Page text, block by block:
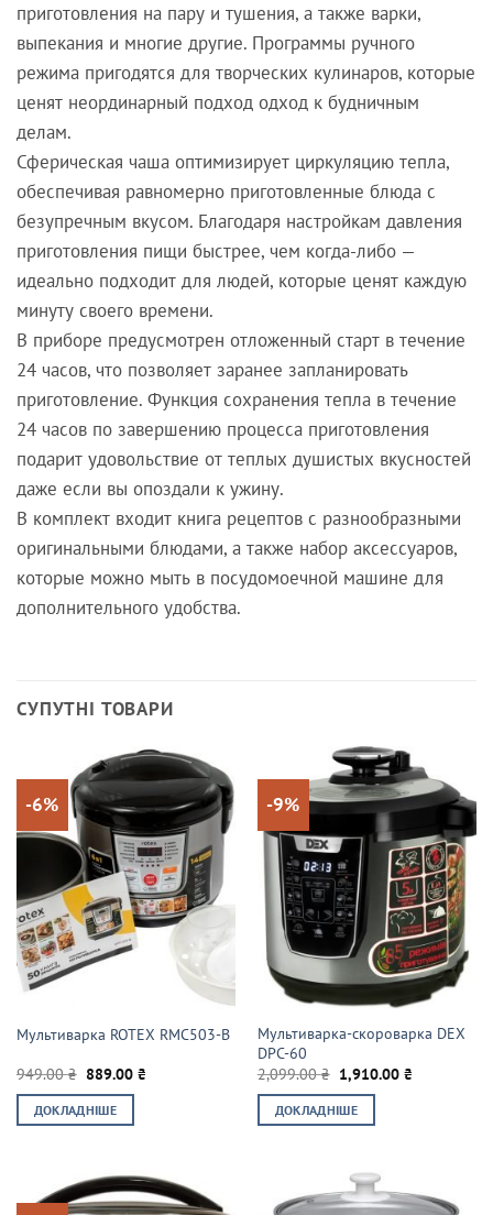
приготовления на пару и тушения, а также варки,
выпекания и многие другие. Программы ручного
режима пригодятся для творческих кулинаров, которые
ценят неординарный подход одход к будничным
делам.
Сферическая чаша оптимизирует циркуляцию тепла,
обеспечивая равномерно приготовленные блюда с
безупречным вкусом. Благодаря настройкам давления
приготовления пищи быстрее, чем когда-либо —
идеально подходит для людей, которые ценят каждую
минуту своего времени.
В приборе предусмотрен отложенный старт в течение
24 часов, что позволяет заранее запланировать
приготовление. Функция сохранения тепла в течение
24 часов по завершению процесса приготовления
подарит удовольствие от теплых душистых вкусностей
даже если вы опоздали к ужину.
В комплект входит книга рецептов с разнообразными
оригинальными блюдами, а также набор аксессуаров,
которые можно мыть в посудомоечной машине для
дополнительного удобства.
СУПУТНІ ТОВАРИ
-6%
Мультиварка ROTEX RMC503-B
949.00₴ Оригінальна
949.00 ₴.
889.00₴
ДОКЛАДНІШЕ
-9%
Мультиварка-скороварка DEX
DPC-60
2,099.00₴ Оригінальна
ціна:
2,099.00 ₴.
1,910.00₴
ДОКЛАДНІШЕ